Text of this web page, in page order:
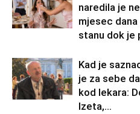
naredila je
mjesec
stanu dok je
Kad je
je za sebe
kod lekara:
Izeta,...